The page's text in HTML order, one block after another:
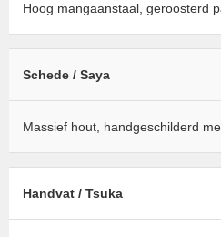
Hoog mangaanstaal, geroosterd
Schede / Saya
Massief hout, handgeschilderd
Handvat / Tsuka